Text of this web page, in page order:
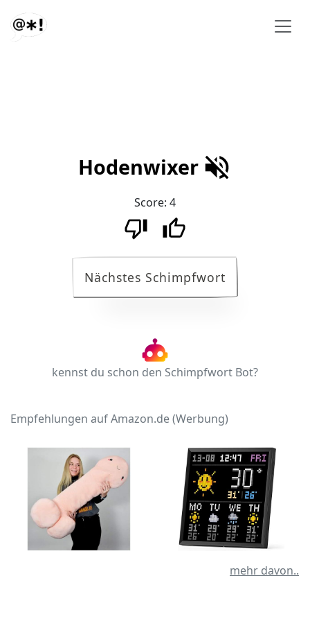
Hodenwixer
Score: 4
Nächstes Schimpfwort
kennst du schon den Schimpfwort Bot?
Empfehlungen auf Amazon.de (Werbung)
mehr davon..